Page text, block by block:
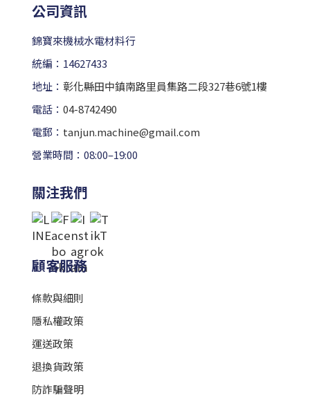
公司資訊
錦寶來機械水電材料行
統編：14627433
地址： 彰化縣田中鎮南路里員集路二段327巷6號1樓
電話： 04-8742490
電郵： tanjun.machine@gmail.com
營業時間：08:00–19:00
關注我們
顧客服務
條款與細則
隱私權政策
運送政策
退換貨政策
防詐騙聲明